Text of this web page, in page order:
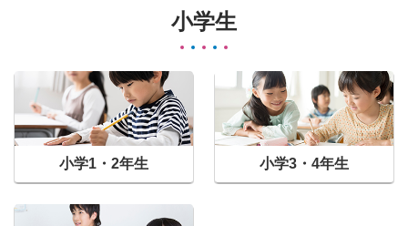
小学生
小学1・2年生 小学3・4年生